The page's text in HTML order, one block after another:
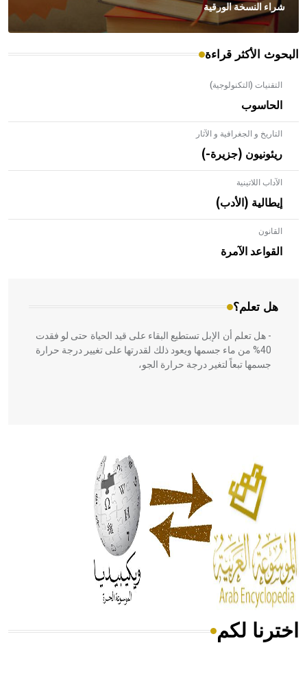
شراء النسخة الورقية
البحوث الأكثر قراءة
التقنيات (التكنولوجية)
الحاسوب
التاريخ و الجغرافية و الآثار
ريئونيون (جزيرة-)
الآداب اللاتينية
إيطالية (الأدب)
القانون
القواعد الآمرة
هل تعلم؟
- هل تعلم أن الأبلق نوع من الفنون الهندسية التي ارتبطت
بالعمارة الإسلامية في بلاد الشام ومصر خاصة، حيث يحرص
المعمار على بناء مداميكه وخاصة في الواجهات
- هل تعلم أن الإبل تستطيع البقاء على قيد الحياة حتى لو فقدت
40% من ماء جسمها ويعود ذلك لقدرتها على تغيير درجة حرارة
جسمها تبعاً لتغير درجة حرارة الجو،
الحكم، الأدلة، تنظيم التغذية، ورسالته في جروح الرأس. ويعود
له الفضل بأنه حرر الطب من الدين والفلسفة.
- هل تعلم أن المرجان إفراز حيواني يتكون في البحر ويتركب
من مادة كربونات الكلسيوم، وهو أحمر أو شديد الحمرة وهو
أجود أنواعه، ويمتاز بكبر الحجم ويسمى الش
هل تعلم أن الأبسيد كلمة فرنسية اللفظ تم اعتمادها مصطلحاً
اخترنا لكم